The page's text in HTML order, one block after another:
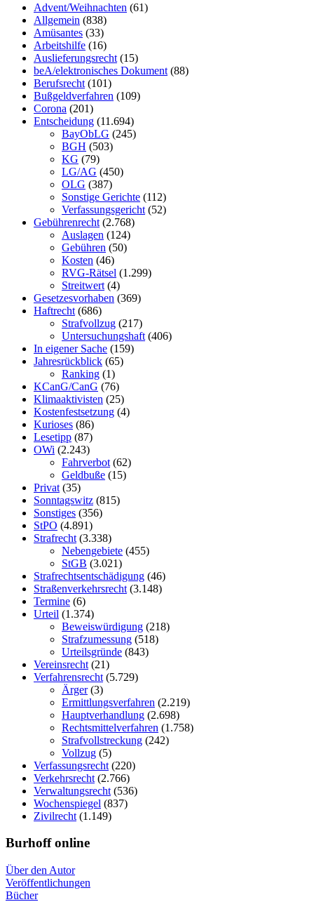
Advent/Weihnachten (61)
Allgemein (838)
Amüsantes (33)
Arbeitshilfe (16)
Auslieferungsrecht (15)
beA/elektronisches Dokument (88)
Berufsrecht (101)
Bußgeldverfahren (109)
Corona (201)
Entscheidung (11.694)
BayObLG (245)
BGH (503)
KG (79)
LG/AG (450)
OLG (387)
Sonstige Gerichte (112)
Verfassungsgericht (52)
Gebührenrecht (2.768)
Auslagen (124)
Gebühren (50)
Kosten (46)
RVG-Rätsel (1.299)
Streitwert (4)
Gesetzesvorhaben (369)
Haftrecht (686)
Strafvollzug (217)
Untersuchungshaft (406)
In eigener Sache (159)
Jahresrückblick (65)
Ranking (1)
KCanG/CanG (76)
Klimaaktivisten (25)
Kostenfestsetzung (4)
Kurioses (86)
Lesetipp (87)
OWi (2.243)
Fahrverbot (62)
Geldbuße (15)
Privat (35)
Sonntagswitz (815)
Sonstiges (356)
StPO (4.891)
Strafrecht (3.338)
Nebengebiete (455)
StGB (3.021)
Strafrechtsentschädigung (46)
Straßenverkehrsrecht (3.148)
Termine (6)
Urteil (1.374)
Beweiswürdigung (218)
Strafzumessung (518)
Urteilsgründe (843)
Vereinsrecht (21)
Verfahrensrecht (5.729)
Ärger(3)
Ermittlungsverfahren (2.219)
Hauptverhandlung (2.698)
Rechtsmittelverfahren (1.758)
Strafvollstreckung (242)
Vollzug (5)
Verfassungsrecht (220)
Verkehrsrecht (2.766)
Verwaltungsrecht (536)
Wochenspiegel (837)
Zivilrecht (1.149)
Burhoff online
Über den Autor
Veröffentlichungen
Bücher